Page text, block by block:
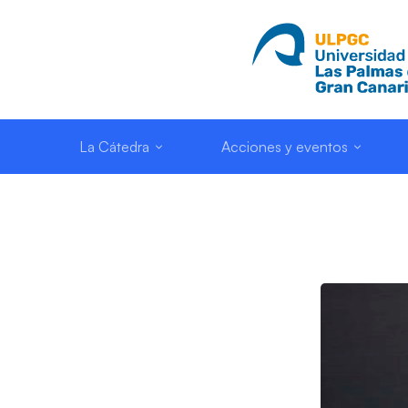
La Cátedra Acciones y eventos